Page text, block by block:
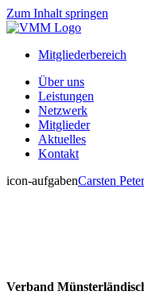
Zum Inhalt springen
Mitgliederbereich
Über uns
Leistungen
Netzwerk
Mitglieder
Aktuelles
Kontakt
icon-aufgabenCarsten
Verband